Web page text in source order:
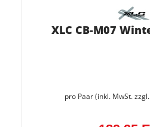
XLC CB-M07
pro Paar (inkl. MwSt. zzgl.